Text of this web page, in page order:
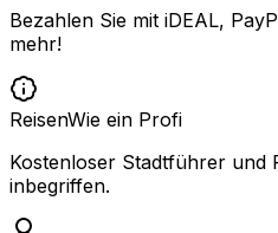
Bezahlen Sie mit iDEAL,
mehr!
ReisenWie ein Profi
Kostenloser Stadtführer und
inbegriffen.